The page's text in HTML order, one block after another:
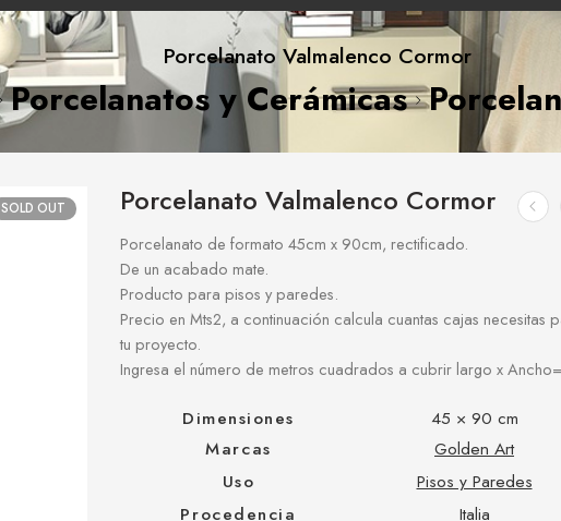
Porcelanato Valmalenco Cormor
Porcelanatos y Cerámicas
SOLD OUT Porcelanato Valmalenco Cormor
Porcelanato de formato 45cm x 90cm, rectificado.
De un acabado mate.
Producto para pisos y paredes.
Precio en Mts2, a continuación calcula cuantas cajas necesitas
tu proyecto.
Ingresa el número de metros cuadrados a cubrir largo x
Dimensiones
45 × 90 cm
Marcas
Golden Art
Uso
Pisos y Paredes
Procedencia
Italia